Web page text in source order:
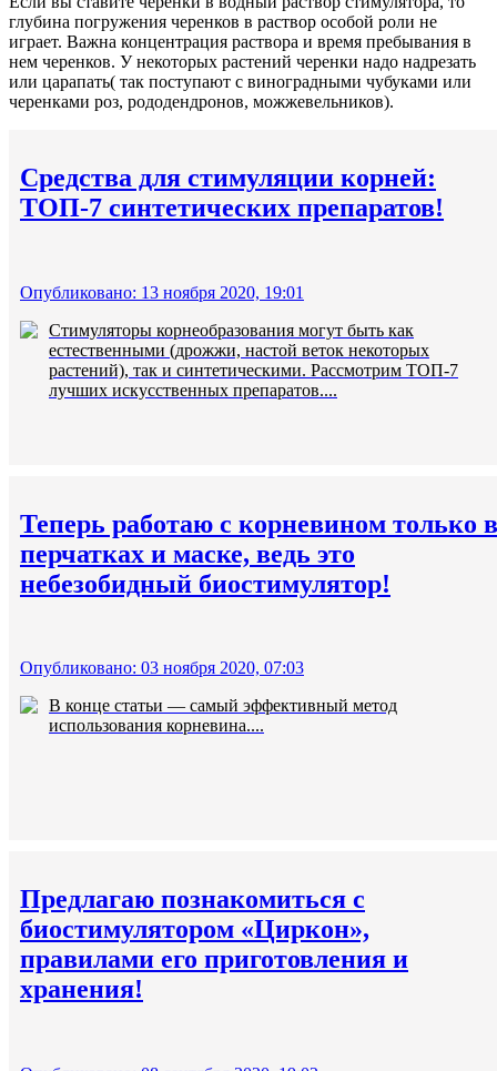
глубина погружения черенков в раствор особой роли не
играет. Важна концентрация раствора и время пребывания в
нем черенков. У некоторых растений черенки надо надрезать
или царапать( так поступают с виноградными чубуками или
черенками роз, рододендронов, можжевельников).
Средства для стимуляции корней:
ТОП-7 синтетических препаратов!
Опубликовано: 13 ноября 2020, 19:01
Стимуляторы корнеобразования могут быть как
естественными (дрожжи, настой веток некоторых
растений), так и синтетическими. Рассмотрим ТОП-7
лучших искусственных препаратов....
Теперь работаю с корневином только в
перчатках и маске, ведь это
небезобидный биостимулятор!
Опубликовано: 03 ноября 2020, 07:03
В конце статьи — самый эффективный метод
использования корневина....
Предлагаю познакомиться с
биостимулятором «Циркон»,
правилами его приготовления и
хранения!